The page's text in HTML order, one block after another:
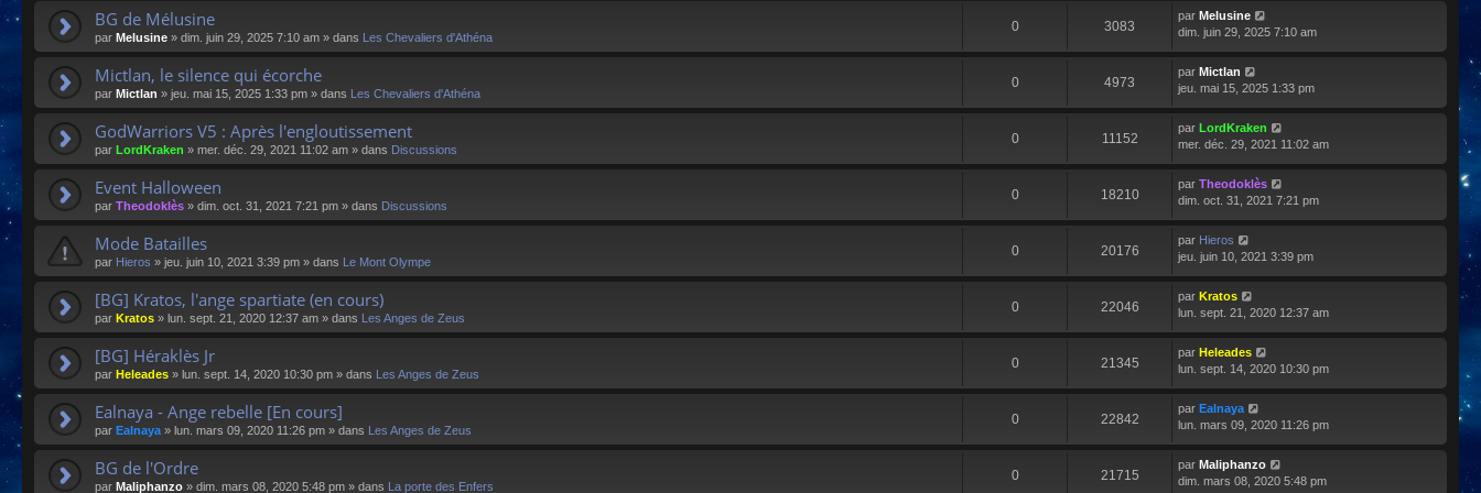
BG de Mélusine
par Melusine » dim. juin 29, 2025 7:10 am » dans Les Chevaliers d'Athéna
0 3083
par Melusine
dim. juin 29, 2025 7:10 am
Mictlan, le silence qui écorche
par Mictlan » jeu. mai 15, 2025 1:33 pm » dans Les Chevaliers d'Athéna
0 4973
par Mictlan
jeu. mai 15, 2025 1:33 pm
GodWarriors V5 : Après l'engloutissement
par LordKraken » mer. déc. 29, 2021 11:02 am » dans Discussions
0 11152
par LordKraken
mer. déc. 29, 2021 11:02 am
Event Halloween
par Theodoklès » dim. oct. 31, 2021 7:21 pm » dans Discussions
0 18210
par Theodoklès
dim. oct. 31, 2021 7:21 pm
Mode Batailles
par Hieros » jeu. juin 10, 2021 3:39 pm » dans Le Mont Olympe
0 20176
par Hieros
jeu. juin 10, 2021 3:39 pm
[BG] Kratos, l'ange spartiate (en cours)
par Kratos » lun. sept. 21, 2020 12:37 am » dans Les Anges de Zeus
0 22046
par Kratos
lun. sept. 21, 2020 12:37 am
[BG] Héraklès Jr
par Heleades » lun. sept. 14, 2020 10:30 pm » dans Les Anges de Zeus
0 21345
par Heleades
lun. sept. 14, 2020 10:30 pm
Ealnaya - Ange rebelle [En cours]
par Ealnaya» lun. mars 09, 2020 11:26 pm » dans Les Anges de Zeus
0 22842
par Ealnaya
lun. mars 09, 2020 11:26 pm
BG de l'Ordre
par Maliphanzo » dim. mars 08, 2020 5:48 pm » dans La porte des Enfers
0 21715
par Maliphanzo
dim. mars 08, 2020 5:48 pm